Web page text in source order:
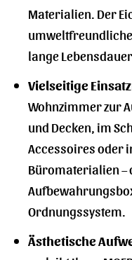
Materialien. Der
lange
Vielseitige
Wohnzimmer zur
und Decken, im
Accessoires oder
Büromaterialien –
Ordnungssystem.
Ästhetische